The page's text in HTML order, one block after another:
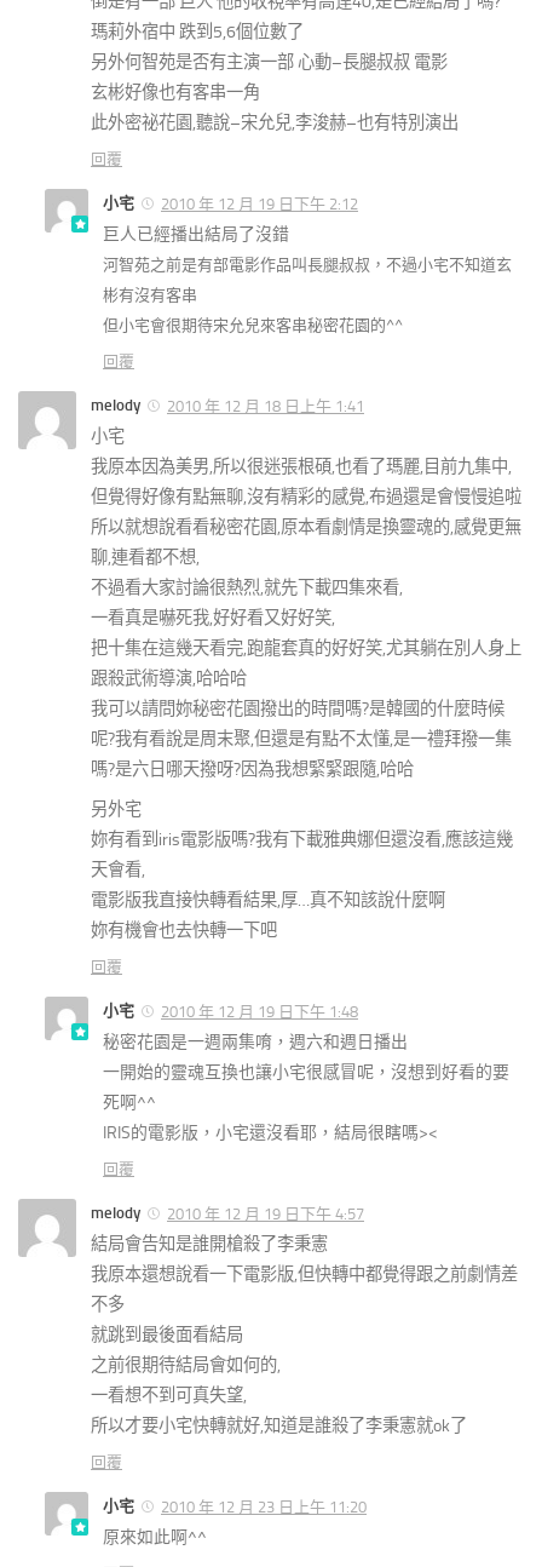
瑪莉外宿中 跌到5,6個位數了
另外何智苑是否有主演一部 心動–長腿叔叔 電影
玄彬好像也有客串一角
此外密祕花園,聽說–宋允兒,李浚赫–也有特別演出
回覆
小宅 2010 年 12 月 19 日下午 2:12
巨人已經播出結局了沒錯
河智苑之前是有部電影作品叫長腿叔叔，不過小宅不知道玄
彬有沒有客串
但小宅會很期待宋允兒來客串秘密花園的^^
回覆
melody 2010 年 12 月 18 日上午 1:41
小宅
我原本因為美男,所以很迷張根碩,也看了瑪麗,目前九集中,
但覺得好像有點無聊,沒有精彩的感覺,布過還是會慢慢追啦
所以就想說看看秘密花園,原本看劇情是換靈魂的,感覺更無
聊,連看都不想,
不過看大家討論很熱烈,就先下載四集來看,
一看真是嚇死我,好好看又好好笑,
把十集在這幾天看完,跑龍套真的好好笑,尤其躺在別人身上
跟殺武術導演,哈哈哈
我可以請問妳秘密花園撥出的時間嗎?是韓國的什麼時候
呢?我有看說是周末聚,但還是有點不太懂,是一禮拜撥一集
嗎?是六日哪天撥呀?因為我想緊緊跟隨,哈哈
另外宅
妳有看到iris電影版嗎?我有下載雅典娜但還沒看,應該這幾
天會看,
電影版我直接快轉看結果,厚…真不知該說什麼啊
妳有機會也去快轉一下吧
回覆
小宅 2010 年 12 月 19 日下午 1:48
秘密花園是一週兩集唷，週六和週日播出
一開始的靈魂互換也讓小宅很感冒呢，沒想到好看的要
死啊^^
IRIS的電影版，小宅還沒看耶，結局很瞎嗎><
回覆
melody 2010 年 12 月 19 日下午 4:57
結局會告知是誰開槍殺了李秉憲
我原本還想說看一下電影版,但快轉中都覺得跟之前劇情差
不多
就跳到最後面看結局
之前很期待結局會如何的,
一看想不到可真失望,
所以才要小宅快轉就好,知道是誰殺了李秉憲就ok了
回覆
小宅 2010 年 12 月 23 日上午 11:20
原來如此啊^^